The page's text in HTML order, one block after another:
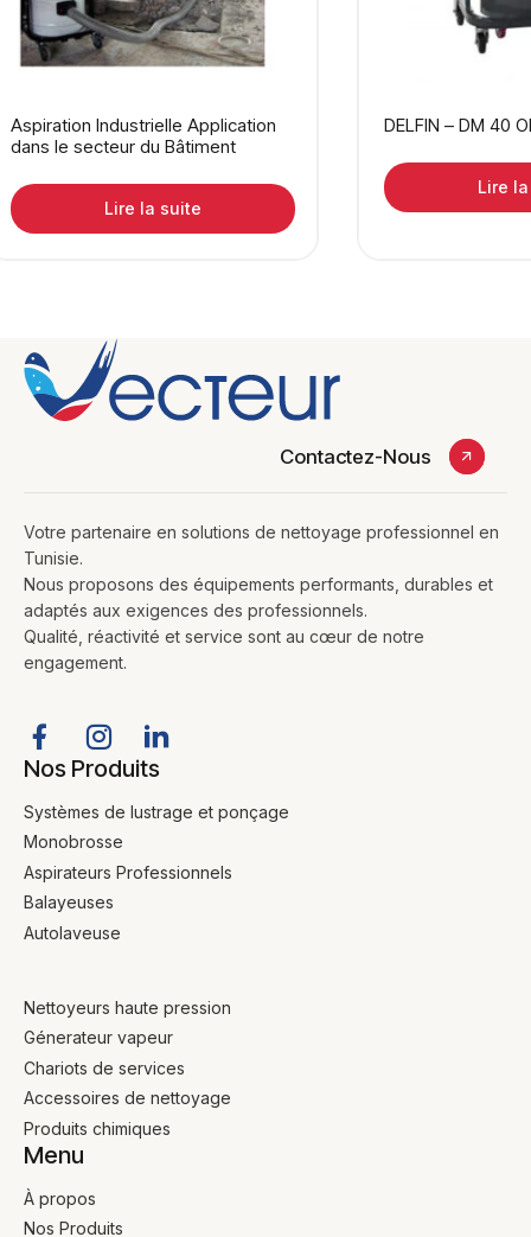
Aspiration Industrielle Application
dans le secteur du Bâtiment
Lire la suite
DELFIN – DM 40
Lire
Contactez-Nous
Votre partenaire en solutions de nettoyage professionnel en
Tunisie.
Nous proposons des équipements performants, durables et
adaptés aux exigences des professionnels.
Qualité, réactivité et service sont au cœur de notre
engagement.
Nos Produits
Systèmes de lustrage et ponçage
Monobrosse
Aspirateurs Professionnels
Balayeuses
Autolaveuse
Nettoyeurs haute pression
Génerateur vapeur
Chariots de services
Accessoires de nettoyage
Produits chimiques
Menu
À propos
Nos Produits